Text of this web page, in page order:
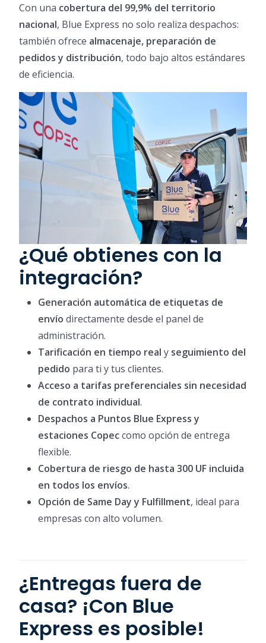
Con una cobertura del 99,9% del territorio
nacional, Blue Express no solo realiza despachos:
también ofrece almacenaje, preparación de
pedidos y distribución, todo bajo altos estándares
de eficiencia.
¿Qué obtienes con la
integración?
Generación automática de etiquetas de
envío directamente desde el panel de
administración.
Tarificación en tiempo real y seguimiento del
pedido para ti y tus clientes.
Acceso a tarifas preferenciales sin necesidad
de contrato individual.
Despachos a Puntos Blue Express y
estaciones Copeccomo opción de entrega
flexible.
Cobertura de riesgo de hasta 300 UF incluida
en todos los envíos.
Opción de Same Day y Fulfillment, ideal para
empresas con alto volumen.
¿Entregas fuera de
casa? ¡Con Blue
Express es posible!